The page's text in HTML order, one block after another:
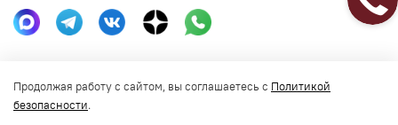
Получить консультацию
Продолжая работу с сайтом, вы соглашаетесь с Политикой
безопасности.